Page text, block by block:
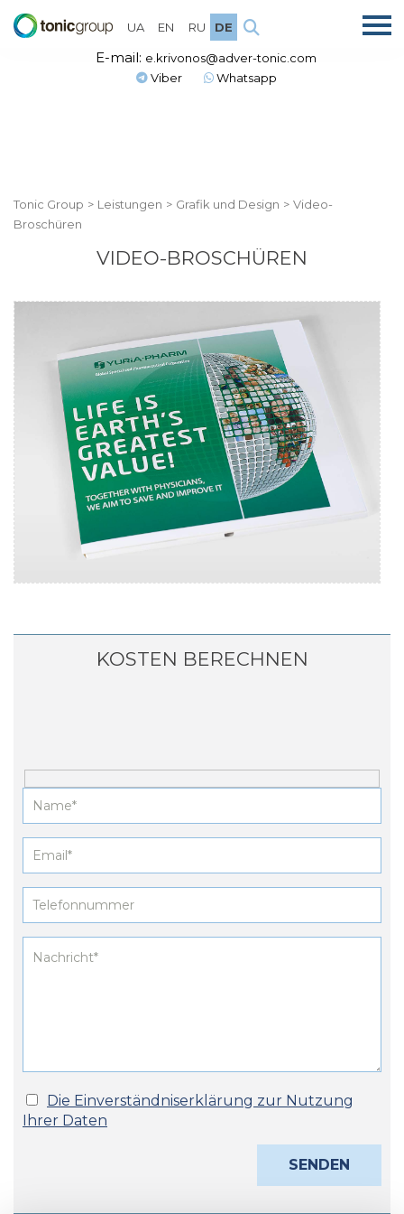
UA EN RU DE
E-mail: e.krivonos@adver-tonic.com
Viber
Whatsapp
Tonic Group > Leistungen > Grafik und Design > Video-
Broschüren
VIDEO-BROSCHÜREN
YURIA-PHARM
Video-Broschüre
KOSTEN BERECHNEN
Die Einverständniserklärung zur Nutzung
Ihrer Daten